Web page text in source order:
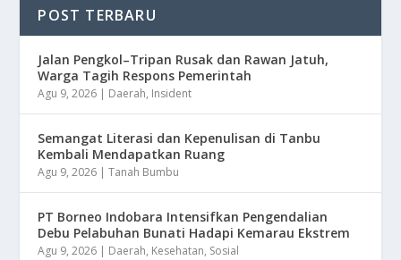
POST TERBARU
Jalan Pengkol–Tripan Rusak dan Rawan Jatuh,
Warga Tagih Respons Pemerintah
Agu 9, 2026 | Daerah, Insident
Semangat Literasi dan Kepenulisan di Tanbu
Kembali Mendapatkan Ruang
Agu 9, 2026 |Tanah Bumbu
​PT Borneo Indobara Intensifkan Pengendalian
Debu Pelabuhan Bunati Hadapi Kemarau Ekstrem
Agu 9, 2026 | Daerah, Kesehatan, Sosial